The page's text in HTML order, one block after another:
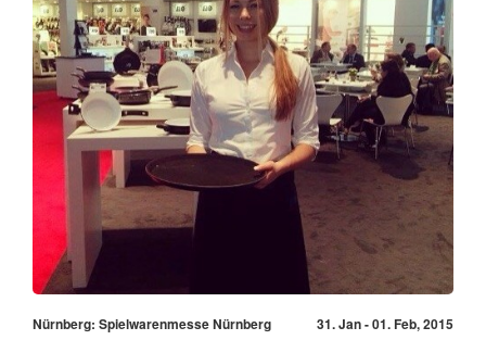
Nürnberg: Spielwarenmesse Nürnberg 31. Jan - 01. Feb, 2015